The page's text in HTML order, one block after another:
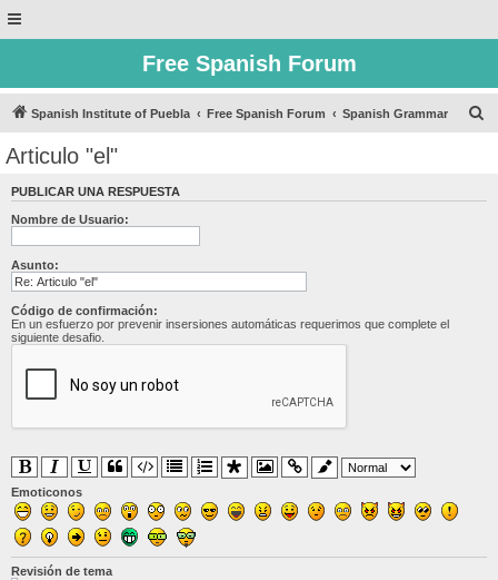
Free Spanish Forum
Spanish Institute of Puebla Free Spanish Forum Spanish Grammar
Articulo "el"
PUBLICAR UNA RESPUESTA
Nombre de Usuario:
Asunto:
Código de confirmación:
En un esfuerzo por prevenir insersiones automáticas requerimos que complete el
siguiente desafio.
Emoticonos
Revisión de tema